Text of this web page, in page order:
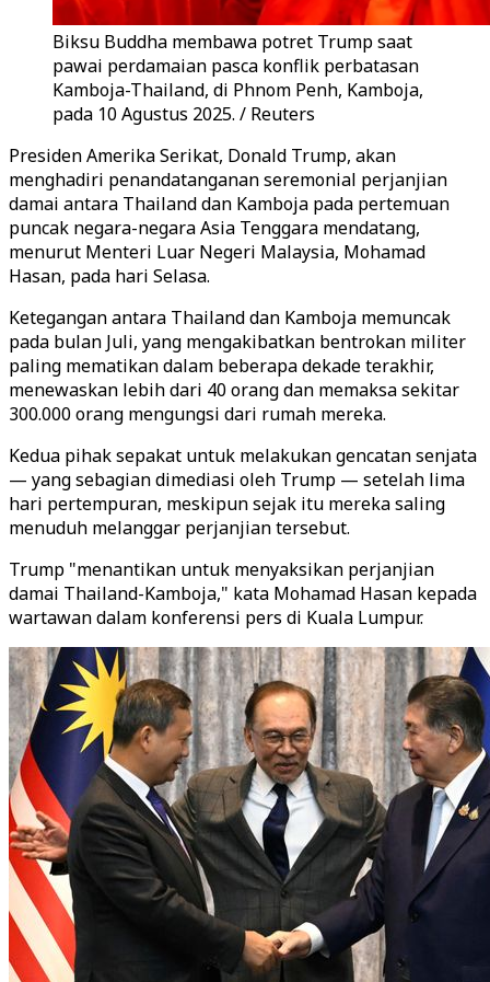
Biksu Buddha membawa potret Trump saat
pawai perdamaian pasca konflik perbatasan
Kamboja-Thailand, di Phnom Penh, Kamboja,
pada 10 Agustus 2025. / Reuters
Presiden Amerika Serikat, Donald Trump, akan
menghadiri penandatanganan seremonial perjanjian
damai antara Thailand dan Kamboja pada pertemuan
puncak negara-negara Asia Tenggara mendatang,
menurut Menteri Luar Negeri Malaysia, Mohamad
Hasan, pada hari Selasa.
Ketegangan antara Thailand dan Kamboja memuncak
pada bulan Juli, yang mengakibatkan bentrokan militer
paling mematikan dalam beberapa dekade terakhir,
menewaskan lebih dari 40 orang dan memaksa sekitar
300.000 orang mengungsi dari rumah mereka.
Kedua pihak sepakat untuk melakukan gencatan senjata
— yang sebagian dimediasi oleh Trump — setelah lima
hari pertempuran, meskipun sejak itu mereka saling
menuduh melanggar perjanjian tersebut.
Trump "menantikan untuk menyaksikan perjanjian
damai Thailand-Kamboja," kata Mohamad Hasan kepada
wartawan dalam konferensi pers di Kuala Lumpur.